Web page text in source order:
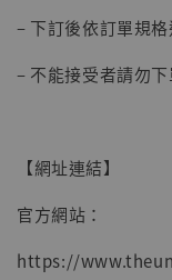
– 下訂後依訂單規
– 不能接受者請勿下
【網址連結】
官方網站：
https://